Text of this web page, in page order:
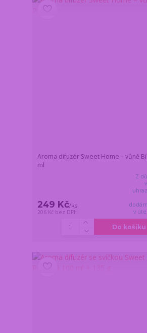
Aroma difuzér Sweet Home – vůně
ml
249 Kč/ks
206 Kč bez DPH
Z
v
Do košíku